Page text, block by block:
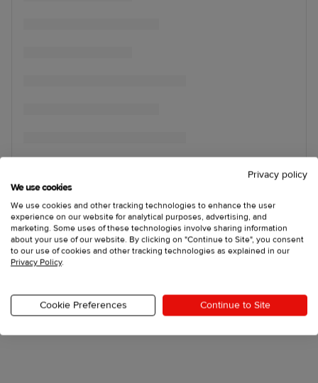
Privacy policy
We use cookies
We use cookies and other tracking technologies to enhance the user
experience on our website for analytical purposes, advertising, and
marketing. Some uses of these technologies involve sharing information
about your use of our website. By clicking on "Continue to Site", you consent
to our use of cookies and other tracking technologies as explained in our
Privacy Policy.
Cookie Preferences Continue to Site